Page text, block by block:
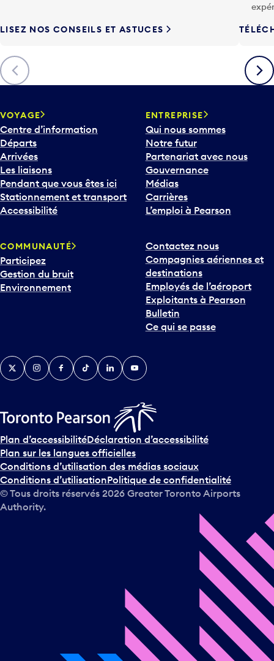
Centre d’information
Départs
Arrivées
Les liaisons
Pendant que vous êtes ici
Stationnement et transport
Accessibilité
Qui nous sommes
Notre futur
Partenariat avec nous
Gouvernance
Médias
Carrières
L’emploi à Pearson
Participez
Gestion du bruit
Environnement
Compagnies aériennes et
destinations
Employés de l’aéroport
Exploitants à Pearson
Bulletin
Ce qui se passe
Plan d’accessibilitéDéclaration d’accessibilité
Plan sur les langues officielles
Conditions d’utilisation des médias sociaux
Conditions d’utilisation Politique de confidentialité
© Tous droits réservés2026Greater Toronto Airports
Authority.